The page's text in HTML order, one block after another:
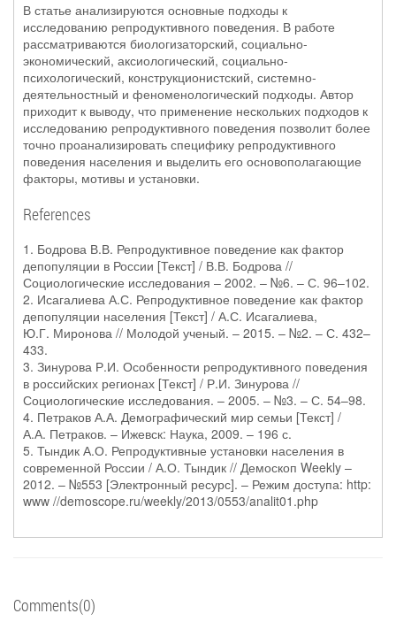
В статье анализируются основные подходы к
исследованию репродуктивного поведения. В работе
рассматриваются биологизаторский, социально-
экономический, аксиологический, социально-
психологический, конструкционистский, системно-
деятельностный и феноменологический подходы. Автор
приходит к выводу, что применение нескольких подходов к
исследованию репродуктивного поведения позволит более
точно проанализировать специфику репродуктивного
поведения населения и выделить его основополагающие
факторы, мотивы и установки.
References
1. Бодрова В.В. Репродуктивное поведение как фактор
депопуляции в России [Текст] / В.В. Бодрова //
Социологические исследования – 2002. – №6. – С. 96–102.
2. Исагалиева А.С. Репродуктивное поведение как фактор
депопуляции населения [Текст] / А.С. Исагалиева,
Ю.Г. Миронова // Молодой ученый. – 2015. – №2. – С. 432–
433.
3. Зинурова Р.И. Особенности репродуктивного поведения
в российских регионах [Текст] / Р.И. Зинурова //
Социологические исследования. – 2005. – №3. – С. 54–98.
4. Петраков А.А. Демографический мир семьи [Текст] /
А.А. Петраков. – Ижевск: Наука, 2009. – 196 с.
5. Тындик А.О. Репродуктивные установки населения в
современной России / А.О. Тындик // Демоскоп Weekly –
2012. – №553 [Электронный ресурс]. – Режим доступа: http:
www //demoscope.ru/weekly/2013/0553/analit01.php
Comments(0)